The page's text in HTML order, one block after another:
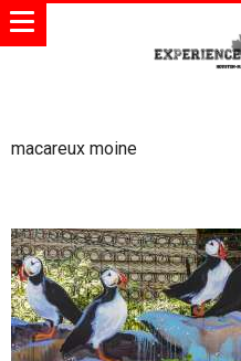
macareux moine